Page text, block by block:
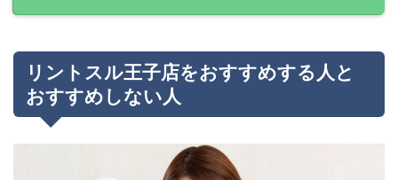
リントスル王子店をおすすめする人と
おすすめしない人